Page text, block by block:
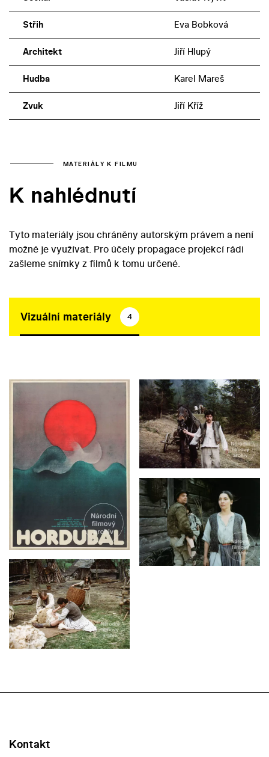
Střih Eva Bobková
Architekt Jiří Hlupý
Hudba Karel Mareš
Zvuk Jiří Kříž
MATERIÁLY K FILMU
K nahlédnutí
Tyto materiály jsou chráněny autorským právem a není
možné je využívat. Pro účely propagace projekcí rádi
zašleme snímky z filmů k tomu určené.
Vizuální materiály 4
Kontakt